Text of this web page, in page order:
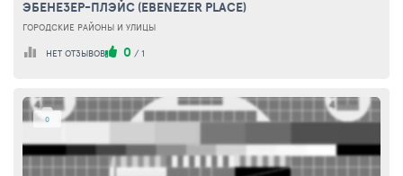
ЭБЕНЕЗЕР-ПЛЭЙС (EBENEZER PLACE)
ГОРОДСКИЕ РАЙОНЫ И УЛИЦЫ
НЕТ ОТЗЫВОВ 0 / 1
0